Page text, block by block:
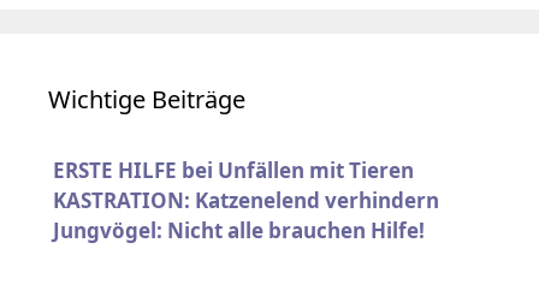
Wichtige Beiträge
ERSTE HILFE bei Unfällen mit Tieren
KASTRATION: Katzenelend verhindern
Jungvögel: Nicht alle brauchen Hilfe!